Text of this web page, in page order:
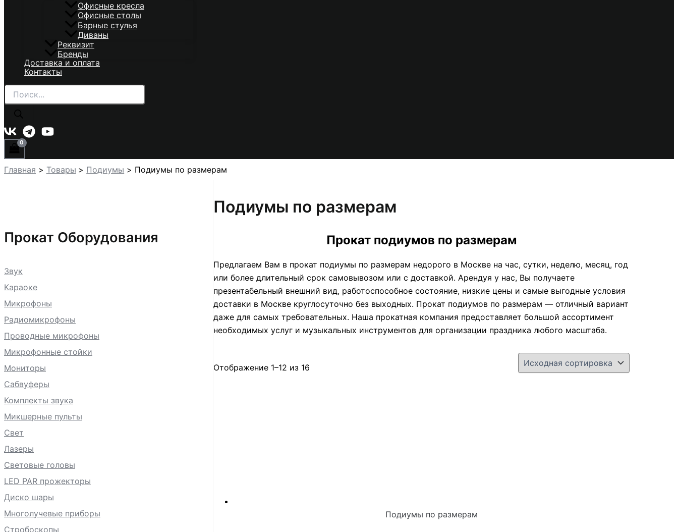
Офисные кресла
Офисные столы
Барные стулья
Диваны
Реквизит
Бренды
Доставка и оплата
Контакты
Поиск
товаров
Главная Товары Подиумы Подиумы по размерам
Прокат Оборудования
Звук
Караоке
Микрофоны
Радиомикрофоны
Проводные микрофоны
Микрофонные стойки
Мониторы
Сабвуферы
Комплекты звука
Микшерные пульты
Свет
Лазеры
Световые головы
LED PAR прожекторы
Диско шары
Многолучевые приборы
Стробоскопы
Подиумы по размерам
Прокат подиумов по размерам
Предлагаем Вам в прокат подиумы по размерам недорого в Москве на час, сутки, неделю, месяц, год
или более длительный срок самовывозом или с доставкой. Арендуя у нас, Вы получаете
презентабельный внешний вид, работоспособное состояние, низкие цены и самые выгодные условия
доставки в Москве круглосуточно без выходных. Прокат подиумов по размерам — отличный вариант
даже для самых требовательных. Наша прокатная компания предоставляет большой ассортимент
необходимых услуг и музыкальных инструментов для организации праздника любого масштаба.
Отображение 1–12 из 16
Подиумы по размерам